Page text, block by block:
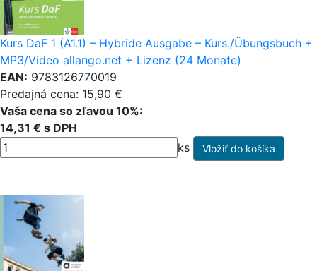
Kurs DaF 1 (A1.1) – Hybride Ausgabe – Kurs./Übungsbuch +
MP3/Video allango.net + Lizenz (24 Monate)
EAN: 9783126770019
Predajná cena: 15,90 €
Vaša cena so zľavou 10%:
14,31 € s DPH
ks